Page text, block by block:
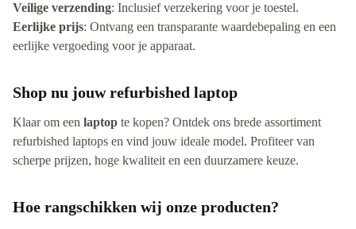
Veilige verzending: Inclusief verzekering voor je toestel.
Eerlijke prijs: Ontvang een transparante waardebepaling en een
eerlijke vergoeding voor je apparaat.
Shop nu jouw refurbished laptop
Klaar om een laptop te kopen? Ontdek ons brede assortiment
refurbished laptops en vind jouw ideale model. Profiteer van
scherpe prijzen, hoge kwaliteit en een duurzamere keuze.
Hoe rangschikken wij onze producten?